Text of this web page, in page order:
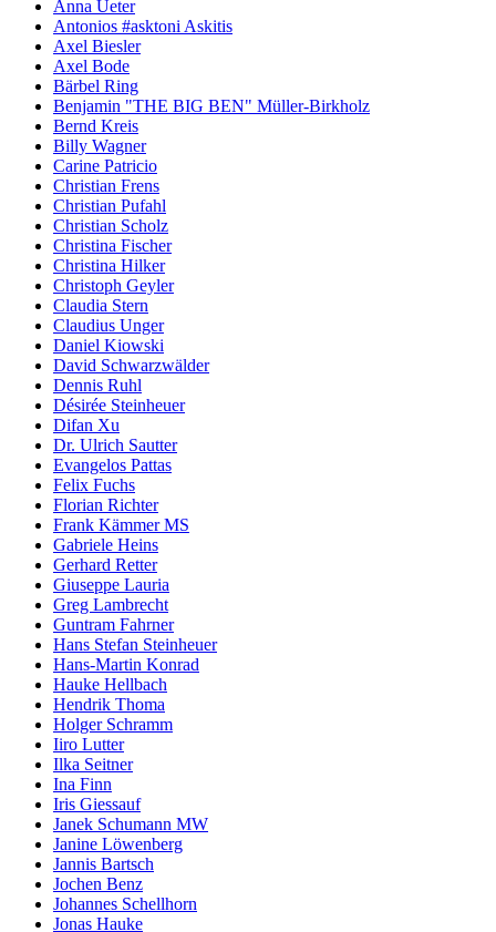
Anna Ueter
Antonios #asktoni Askitis
Axel Biesler
Axel Bode
Bärbel Ring
Benjamin "THE BIG BEN" Müller-Birkholz
Bernd Kreis
Billy Wagner
Carine Patricio
Christian Frens
Christian Pufahl
Christian Scholz
Christina Fischer
Christina Hilker
Christoph Geyler
Claudia Stern
Claudius Unger
Daniel Kiowski
David Schwarzwälder
Dennis Ruhl
Désirée Steinheuer
Difan Xu
Dr. Ulrich Sautter
Evangelos Pattas
Felix Fuchs
Florian Richter
Frank Kämmer MS
Gabriele Heins
Gerhard Retter
Giuseppe Lauria
Greg Lambrecht
Guntram Fahrner
Hans Stefan Steinheuer
Hans-Martin Konrad
Hauke Hellbach
Hendrik Thoma
Holger Schramm
Iiro Lutter
Ilka Seitner
Ina Finn
Iris Giessauf
Janek Schumann MW
Janine Löwenberg
Jannis Bartsch
Jochen Benz
Johannes Schellhorn
Jonas Hauke